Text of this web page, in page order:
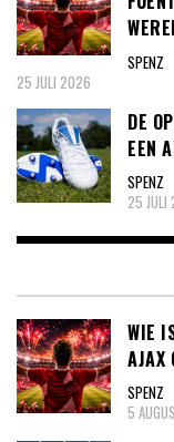
SPENZ
25 JULI 2026
DE
EEN
SPENZ
25
WIE
AJAX
SPENZ
5